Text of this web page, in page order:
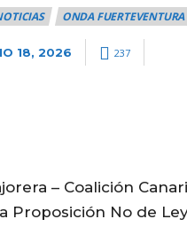
ONDA FUERTEVENTURA
18, 2026 237
– Coalición
Proposición No de